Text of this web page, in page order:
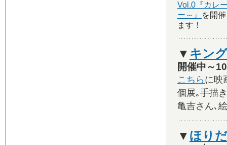
Vol.0『カレ
ー～』
を開
ます！
▼ キン
開催中～
こちら に映
個展｡手描
亀吉さん､
▼ ほり